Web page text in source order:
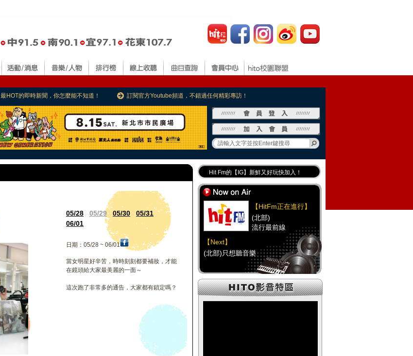
最HOT的即時新聞，你怎麼能不知道！ 訂閱官方Youtube頻道，不錯過任何精彩專訪！
05/28 05/29 05/30
05/31
06/01
日期：05/28 ~ 06/01
當女明星好辛苦，時時刻刻都要補妝，才能
在鏡頭給大家最美麗的一面～
這次跑了非常多的通告，大家都有鎖定嗎？
Hit Fm的【IG】新鮮又好玩快加入！
Hit Fm【FB臉書粉絲團】等你加入！
最專業《DJ推薦》好音樂千萬別錯過！
好康報報 最新優惠訊息都在這！
【HitFm正在進行】
(北部)
流行最前線
【Next】
(北部)只想聽音樂
【HitFm正在進行】
(中部)